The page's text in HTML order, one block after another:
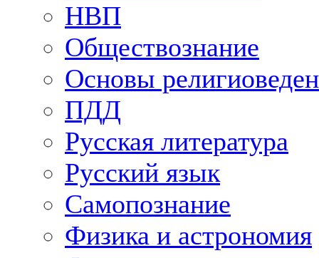
НВП
Обществознание
Основы
ПДД
Русская литература
Русский язык
Самопознание
Физика и астрономия